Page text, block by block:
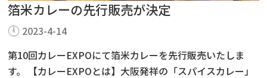
箔米カレーの先行販売が決定
2023-4-14
第10回カレーEXPOにて箔米カレーを先行販売いたしま
す。 【カレーEXPOとは】大阪発祥の「スパイスカレー」